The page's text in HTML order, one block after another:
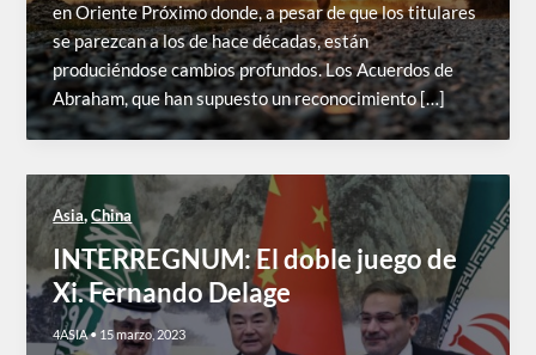
en Oriente Próximo donde, a pesar de que los titulares
se parezcan a los de hace décadas, están
produciéndose cambios profundos. Los Acuerdos de
Abraham, que han supuesto un reconocimiento […]
Asia,China
INTERREGNUM: El doble juego de
Xi. Fernando Delage
4ASIA• 15 marzo, 2023